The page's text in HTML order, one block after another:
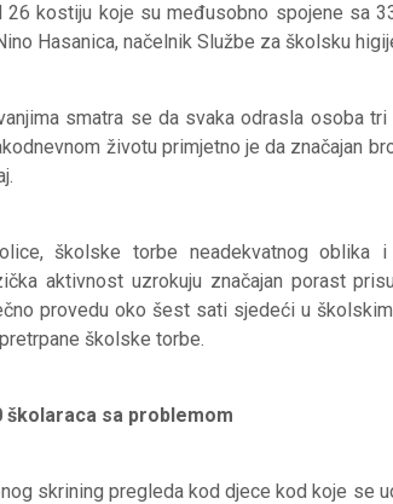
26 kostiju koje su međusobno spojene sa
Hasanica, načelnik Službe za školsku
smatra se da svaka odrasla osoba
životu primjetno je da značajan
školske torbe neadekvatnog oblika
aktivnost uzrokuju značajan porast
provedu oko šest sati sjedeći u
školske torbe.
školaraca sa problemom
skrining pregleda kod djece kod koje se